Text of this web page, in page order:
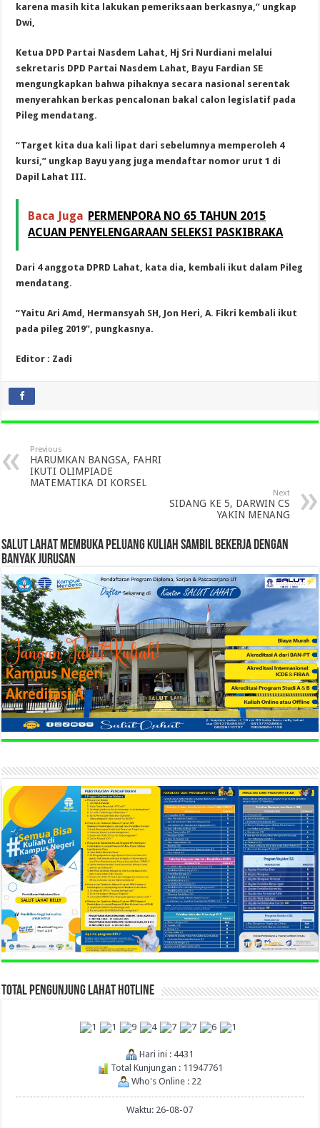
karena masih kita lakukan pemeriksaan berkasnya,” ungkap
Dwi,
Ketua DPD Partai Nasdem Lahat, Hj Sri Nurdiani melalui
sekretaris DPD Partai Nasdem Lahat, Bayu Fardian SE
mengungkapkan bahwa pihaknya secara nasional serentak
menyerahkan berkas pencalonan bakal calon legislatif pada
Pileg mendatang.
“Target kita dua kali lipat dari sebelumnya memperoleh 4
kursi,” ungkap Bayu yang juga mendaftar nomor urut 1 di
Dapil Lahat III.
Baca Juga PERMENPORA NO 65 TAHUN 2015
ACUAN PENYELENGARAAN SELEKSI PASKIBRAKA
Dari 4 anggota DPRD Lahat, kata dia, kembali ikut dalam Pileg
mendatang.
“Yaitu Ari Amd, Hermansyah SH, Jon Heri, A. Fikri kembali ikut
pada pileg 2019”, pungkasnya.
Editor : Zadi
Previous
HARUMKAN BANGSA, FAHRI
IKUTI OLIMPIADE
MATEMATIKA DI KORSEL
Next
SIDANG KE 5, DARWIN CS
YAKIN MENANG
SALUT LAHAT MEMBUKA PELUANG KULIAH SAMBIL BEKERJA DENGAN
BANYAK JURUSAN
TOTAL PENGUNJUNG LAHAT HOTLINE
Hari ini : 4431
Total Kunjungan : 11947761
Who's Online : 22
Waktu: 26-08-07